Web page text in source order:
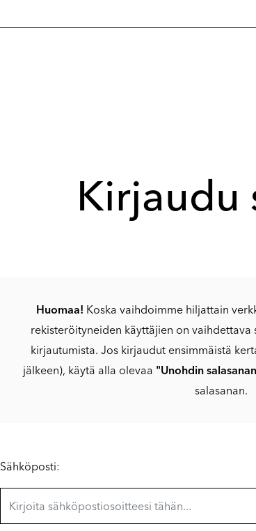
Kirjaudu
Huomaa! Koska vaihdoimme hiljattain
rekisteröityneiden käyttäjien on vaihdettava
kirjautumista. Jos kirjaudut ensimmäistä
jälkeen), käytä alla olevaa "Unohdin
salasanan.
Sähköposti: